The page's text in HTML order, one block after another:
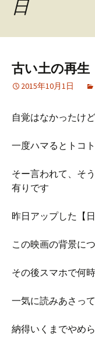
日
古い土の再生
2015年10月1日
自覚はなかったけ
一度ハマるとトコ
そー言われて、そ
有りです
昨日アップした【
この映画の背景に
その後スマホで何
一気に読みあさっ
納得いくまでやめ